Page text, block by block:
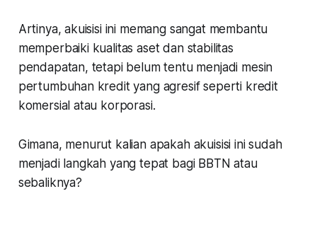
Artinya, akuisisi ini memang sangat membantu
memperbaiki kualitas aset dan stabilitas
pendapatan, tetapi belum tentu menjadi mesin
pertumbuhan kredit yang agresif seperti kredit
komersial atau korporasi.
Gimana, menurut kalian apakah akuisisi ini sudah
menjadi langkah yang tepat bagi BBTN atau
sebaliknya?